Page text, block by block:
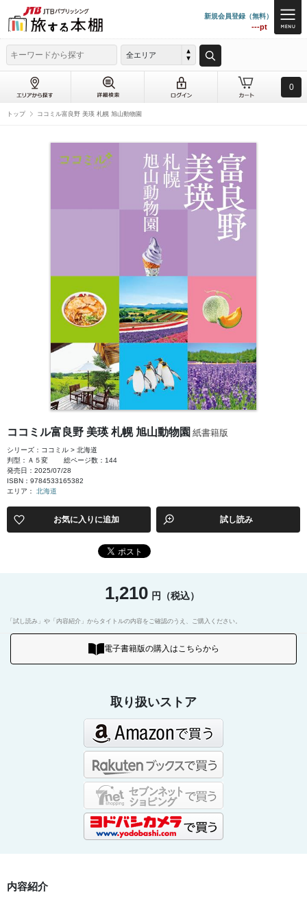
新規会員登録（無料）
---pt
全エリア
0
トップ ココミル富良野 美瑛 札幌 旭山動物園
ココミル富良野 美瑛 札幌 旭山動物園 紙書籍版
シリーズ：ココミル > 北海道
判型：Ａ５変
総ページ数：144
発売日：2025/07/28
ISBN：9784533165382
エリア： 北海道
お気に入りに追加 試し読み
1,210 円（税込）
「試し読み」や「内容紹介」からタイトルの内容をご確認のうえ、ご購入ください。
電子書籍版の購入はこちらから
取り扱いストア
内容紹介